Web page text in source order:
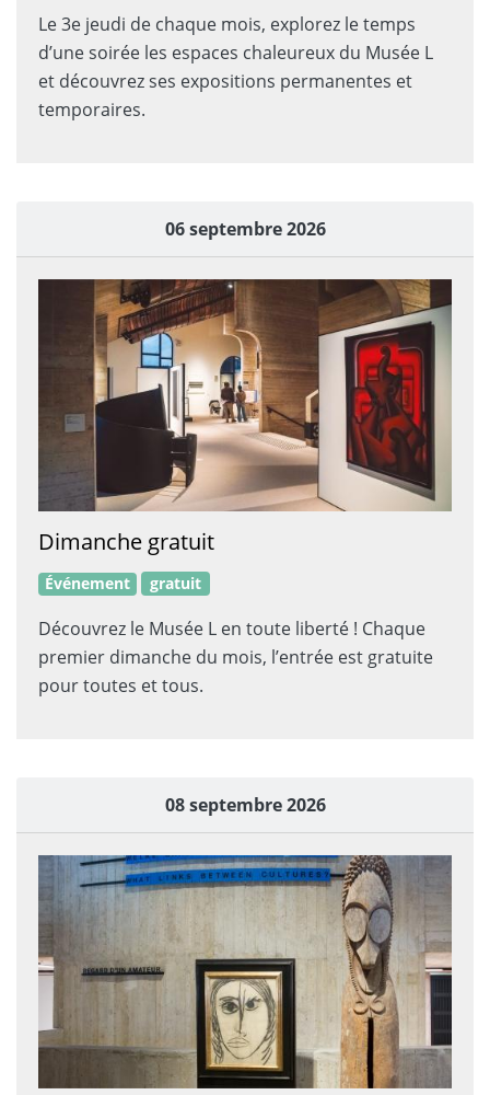
Le 3e jeudi de chaque mois, explorez le temps
dʼune soirée les espaces chaleureux du Musée L
et découvrez ses expositions permanentes et
temporaires.
06 septembre 2026
Dimanche gratuit
Événement gratuit
Découvrez le Musée L en toute liberté ! Chaque
premier dimanche du mois, lʼentrée est gratuite
pour toutes et tous.
08 septembre 2026